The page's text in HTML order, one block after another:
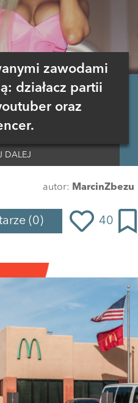
zawodami
działacz partii
oraz
DALEJ
autor: MarcinZbezu
(0) 40